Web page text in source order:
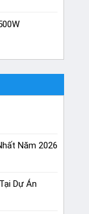
Năm 2026
Dự Án